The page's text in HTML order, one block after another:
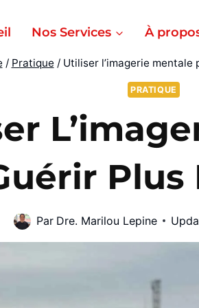
Nos Services À
/ Pratique / Utiliser l’imagerie
PRATIQUE
Par Dre. Marilou Lepine